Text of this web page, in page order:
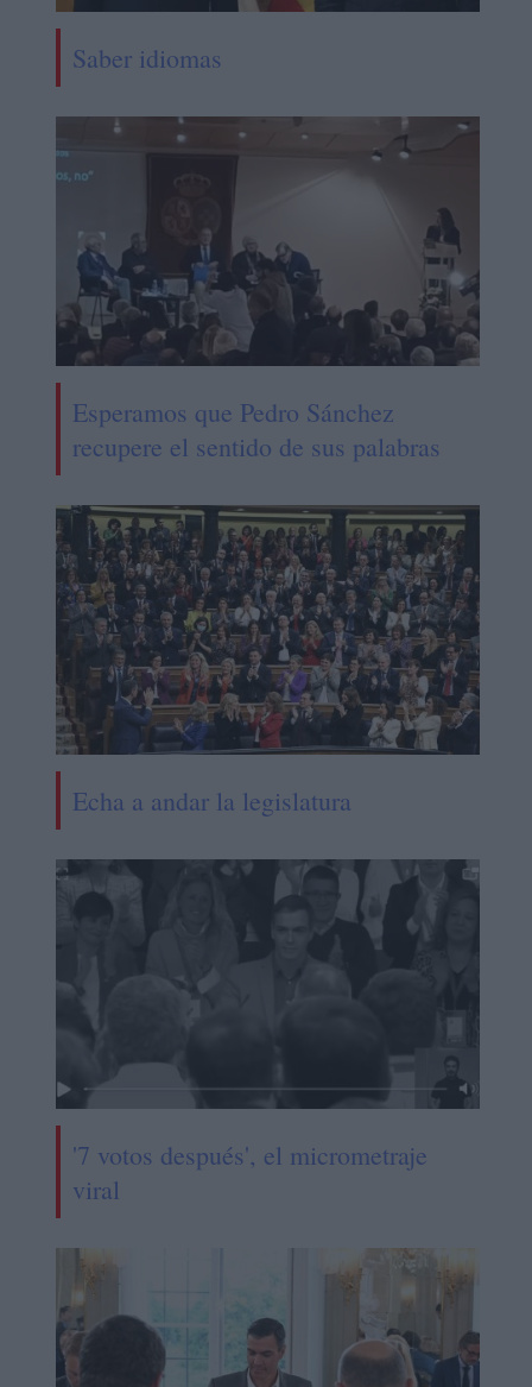
Saber idiomas
Esperamos que Pedro Sánchez
recupere el sentido de sus palabras
Echa a andar la legislatura
'7 votos después', el micrometraje
viral